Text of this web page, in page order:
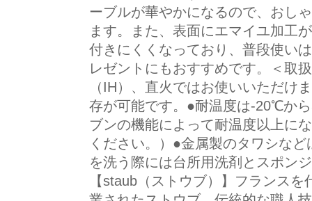
ーブルが華やかになるので、おし
ます。また、表面にエマイユ加工
付きにくくなっており、普段使い
レゼントにもおすすめです。＜取
（IH）、直火ではお使いいただけ
存が可能です。●耐温度は-20℃か
ブンの機能によって耐温度以上に
ください。）●金属製のタワシな
を洗う際には台所用洗剤とスポン
【staub（ストウブ）】フランス